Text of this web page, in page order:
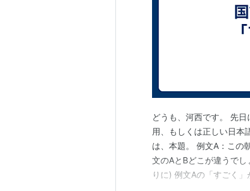
どうも、河西です。 先
用、もしくは正しい日本
は、本題。 例文A：この
文のAとBどこが違うで
りに) 例文Aの「すごく